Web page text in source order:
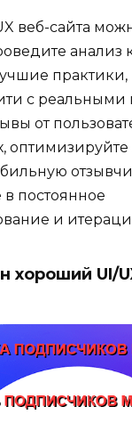
веб-сайта
анализ
практики,
с реальными
от
оптимизируйте
постоянное
и
хороший UI/